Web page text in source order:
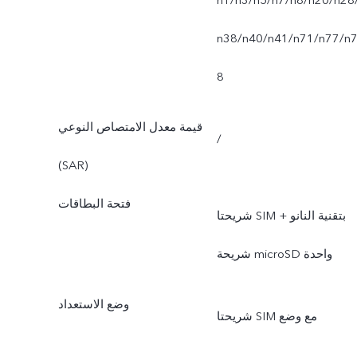
n38‏/n40‏/n41‏/n71‏/n77‏/n7
8
قيمة معدل الامتصاص النوعي
(SAR)
/
فتحة البطاقات
شريحتا SIM بتقنية النانو +
شريحة microSD واحدة
وضع الاستعداد
شريحتا SIM مع وضع